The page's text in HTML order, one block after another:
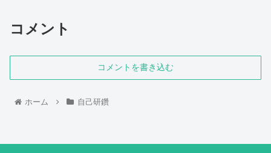
コメント
コメントを書き込む
ホーム 自己研鑽